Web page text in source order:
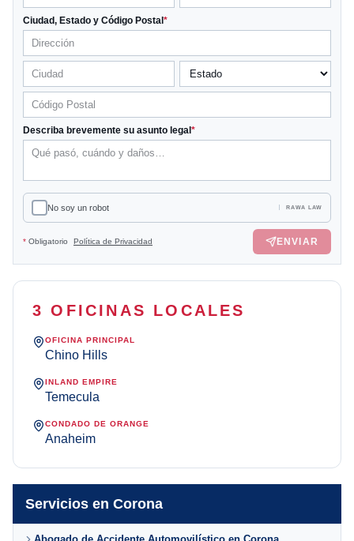
Servicios en Corona
Ciudad, Estado y Código Postal*
Describa brevemente su asunto legal*
No soy un robot RAWA LAW
* Obligatorio Política de Privacidad ENVIAR
3 OFICINAS LOCALES
OFICINA PRINCIPAL
Chino Hills
INLAND EMPIRE
Temecula
CONDADO DE ORANGE
Anaheim